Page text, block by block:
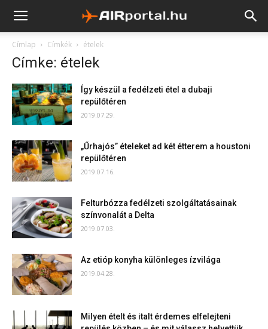
Címlap Címkék ételek
Címke: ételek
Így készül a fedélzeti étel a dubaji
repülőtéren
2019.07.29.
„Űrhajós” ételeket ad két étterem a houstoni
repülőtéren
2019.07.16.
Felturbózza fedélzeti szolgáltatásainak
színvonalát a Delta
2019.07.03.
Az etióp konyha különleges ízvilága
2019.04.28.
Milyen ételt és italt érdemes elfelejteni